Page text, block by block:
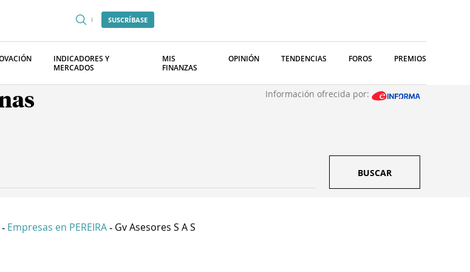
SUSCRÍBASE
INDICADORES Y
MERCADOS
MIS
FINANZAS
OPINIÓN TENDENCIAS FOROS PREMIOS
Información ofrecida por:
BUSCAR
- Empresas en PEREIRA - Gv Asesores S A S